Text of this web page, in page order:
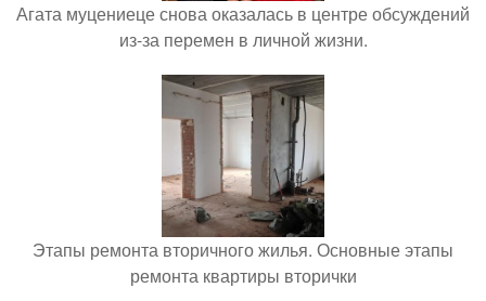
Агата муцениеце снова оказалась в центре обсуждений
из-за перемен в личной жизни.
Этапы ремонта вторичного жилья. Основные этапы
ремонта квартиры вторички